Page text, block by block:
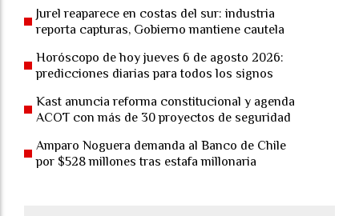
Jurel reaparece en costas del sur: industria
reporta capturas, Gobierno mantiene cautela
Horóscopo de hoy jueves 6 de agosto 2026:
predicciones diarias para todos los signos
Kast anuncia reforma constitucional y agenda
ACOT con más de 30 proyectos de seguridad
Amparo Noguera demanda al Banco de Chile
por $528 millones tras estafa millonaria